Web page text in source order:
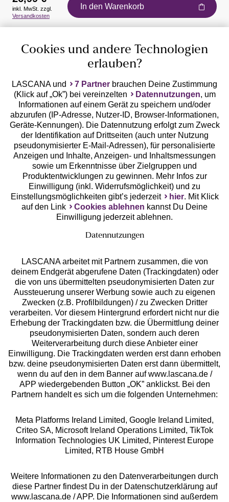
Auszeichnungen
Geprüfte Sicherheit
Unsere Apps
Services
Beratung
Über uns
Rechtliches
Alle Preise inkl. MwSt., zzgl.
Versandkosten
** Bonität vorausgesetzt, berechtigt zur Bonitätsprüfung
inkl. MwSt. zzgl.
Versandkosten
In den Warenkorb
Cookies und andere Technologien
erlauben?
LASCANA und 7 Partner brauchen Deine Zustimmung
(Klick auf „Ok”) bei vereinzelten
Datennutzungen, um
Informationen auf einem Gerät zu speichern und/oder
abzurufen (IP-Adresse, Nutzer-ID, Browser-Informationen,
Geräte-Kennungen). Die Datennutzung erfolgt zum Zweck
der Identifikation auf Drittseiten (auch unter Nutzung
pseudonymisierter E-Mail-Adressen), für personalisierte
Anzeigen und Inhalte, Anzeigen- und Inhaltsmessungen
sowie um Erkenntnisse über Zielgruppen und
Produktentwicklungen zu gewinnen. Mehr Infos zur
Einwilligung (inkl. Widerrufsmöglichkeit) und zu
Einstellungsmöglichkeiten gibt’s jederzeit
hier. Mit Klick
auf den Link
Cookies ablehnen kannst Du Deine
Einwilligung jederzeit ablehnen.
Datennutzungen
LASCANA arbeitet mit Partnern zusammen, die von
deinem Endgerät abgerufene Daten (Trackingdaten) oder
die von uns übermittelten pseudonymisierten Daten zur
Aussteuerung unserer Werbung sowie auch zu eigenen
Zwecken (z.B. Profilbildungen) / zu Zwecken Dritter
verarbeiten. Vor diesem Hintergrund erfordert nicht nur die
Erhebung der Trackingdaten bzw. die Übermittlung deiner
pseudonymisierten Daten, sondern auch deren
Weiterverarbeitung durch diese Anbieter einer
Einwilligung. Die Trackingdaten werden erst dann erhoben
bzw. deine pseudonymisierten Daten erst dann übermittelt,
wenn du auf den in dem Banner auf www.lascana.de /
APP wiedergebenden Button „OK” anklickst. Bei den
Partnern handelt es sich um die folgenden Unternehmen:
Meta Platforms Ireland Limited, Google Ireland Limited,
Criteo SA, Microsoft Ireland Operations Limited, TikTok
Information Technologies UK Limited, Pinterest Europe
Limited, RTB House GmbH
Weitere Informationen zu den Datenverarbeitungen durch
diese Partner findest Du in der Datenschutzerklärung auf
www.lascana.de / APP. Die Informationen sind außerdem